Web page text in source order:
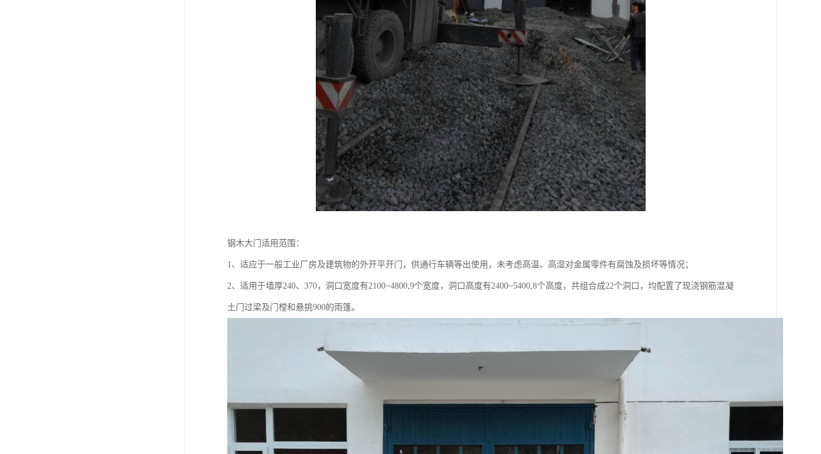
钢木大门适用范围：
1、适应于一般工业厂房及建筑物的外开平开门，供通行车辆等出使用，未考虑高温、高湿对金属零件有腐蚀及损坏等情况；
2、适用于墙厚240、370，洞口宽度有2100~4800,9个宽度，洞口高度有2400~5400,8个高度，共组合成22个洞口，均配置了现浇钢筋混凝
土门过梁及门樘和悬挑900的雨篷。